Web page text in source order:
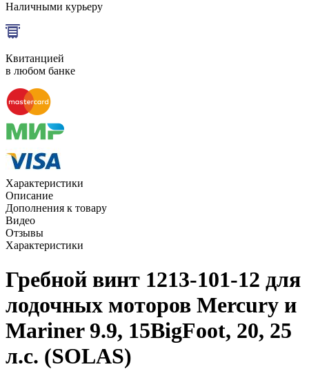
Наличными курьеру
Квитанцией
в любом банке
Характеристики
Описание
Дополнения к товару
Видео
Отзывы
Характеристики
Гребной винт 1213-101-12 для
лодочных моторов Mercury и
Mariner 9.9, 15BigFoot, 20, 25
л.с. (SOLAS)